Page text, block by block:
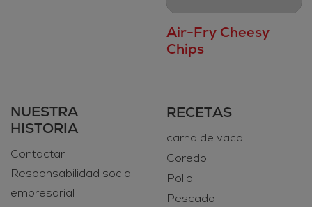
Air-Fry Cheesy
Chips
NUESTRA
HISTORIA
Contactar
Responsabilidad social
empresarial
RECETAS
carna de vaca
Coredo
Pollo
Pescado